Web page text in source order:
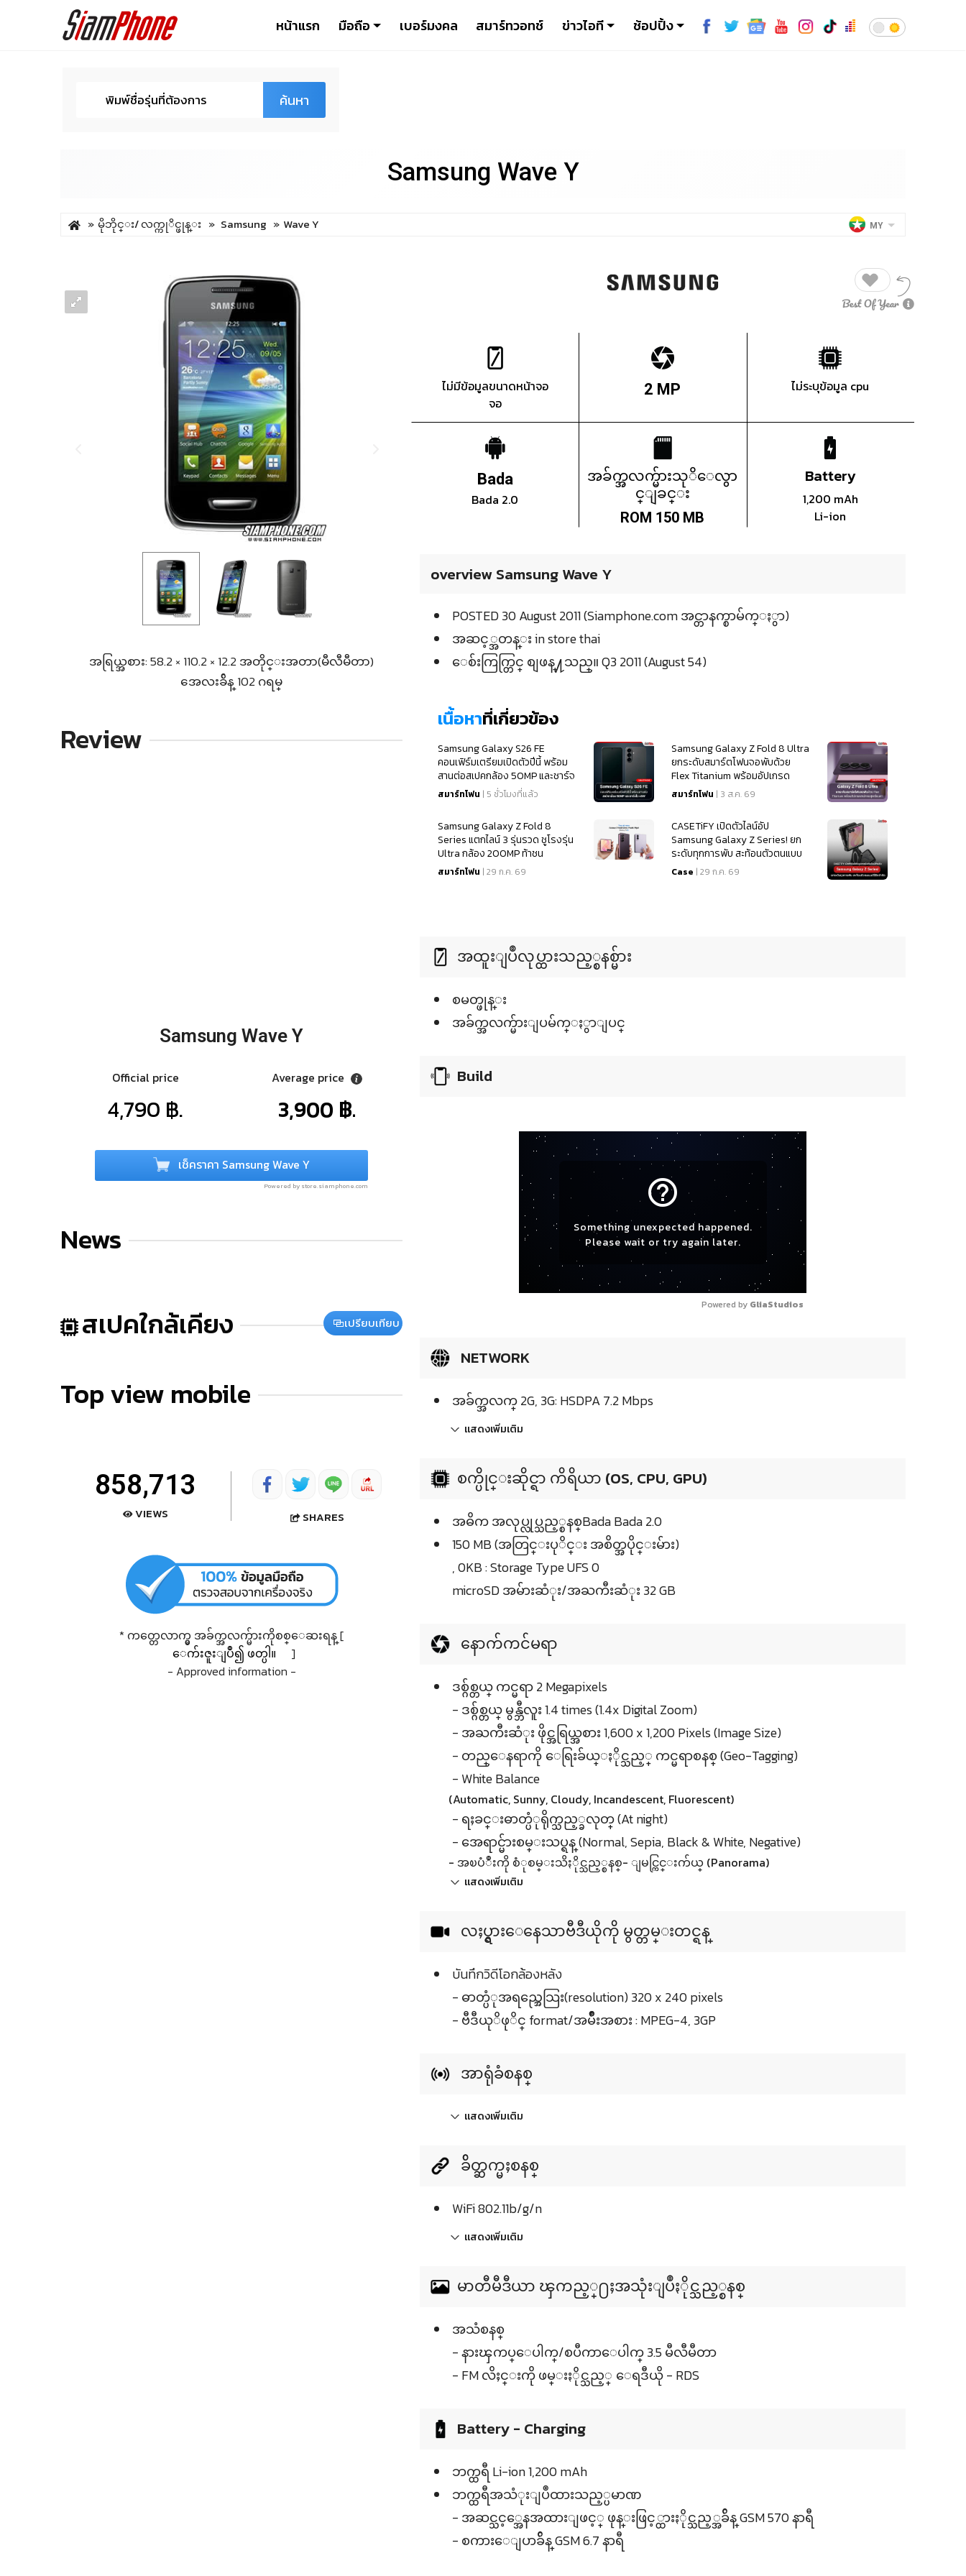
หน้าแรก มือถือ เบอร์มงคล สมาร์ทวอทช์ ข่าวไอที ช้อปปิ้ง
ค้นหา
Samsung Wave Y
မိုဘိုင္း/ လက္ကုိင္ဖုန္း Samsung Wave Y MY
အရြယ္အစား: 58.2 × 110.2 × 12.2 အတိုင္းအတာ(မီလီမီတာ)
အေလးခ်ိန္ 102 ဂရမ္
Review
Samsung Wave Y
Official price
4,790 ฿.
Average price
3,900 ฿.
เช็คราคา Samsung Wave Y
Powered by store.siamphone.com
News
สเปคใกล้เคียง เปรียบเทียบ
Top view mobile
858,713
VIEWS SHARES
* ကတ္တေလာက္မွ အခ်က္အလက္မ်ားကိုစစ္ေဆးရန္ [
ေက်းဇူးျပဳ၍ ဖတ္ပါ။
]
- Approved information -
ไม่มีข้อมูลขนาดหน้าจอ
จอ
2 MP ไม่ระบุข้อมูล cpu
Bada
Bada 2.0
အခ်က္အလက္မ်ားသုိေလွာ
င္ျခင္း
ROM 150 MB
Battery
1,200 mAh
Li-ion
overview Samsung Wave Y
POSTED 30 August 2011 (Siamphone.com အင္တာနက္စာမ်က္ႏွာ)
အဆင့္အတန္း in store thai
ေစ်းကြက္တြင္ စျဖန္႔သည္။ Q3 2011 (August 54)
เนื้อหาที่เกี่ยวข้อง
Samsung Galaxy S26 FE
คอนเฟิร์มเตรียมเปิดตัวปีนี้ พร้อม
สานต่อสเปคกล้อง 50MP และชาร์จ
ไว 45W
สมาร์ทโฟน | 5 ชั่วโมงที่แล้ว
Samsung Galaxy Z Fold 8 Ultra
ยกระดับสมาร์ตโฟนจอพับด้วย
Flex Titanium พร้อมอัปเกรด
สเปคจอสุดเนียนตา
สมาร์ทโฟน | 3 ส.ค. 69
Samsung Galaxy Z Fold 8
Series แตกไลน์ 3 รุ่นรวด ชูโรงรุ่น
Ultra กล้อง 200MP ท้าชน
iPhone 18
สมาร์ทโฟน | 29 ก.ค. 69
CASETiFY เปิดตัวไลน์อัป
Samsung Galaxy Z Series! ยก
ระดับทุกการพับ สะท้อนตัวตนแบบ
ไร้ขีดจำกัด
Case | 29 ก.ค. 69
အထူးျပဳလုပ္ထားသည့္စနစ္မ်ား
စမတ္ဖုန္း
အခ်က္အလက္မ်ားျပမ်က္ႏွာျပင္
Build
help_outline
Something unexpected happened.
Please wait or try again later.
Powered by GliaStudios
NETWORK
အခ်က္အလက္ 2G, 3G: HSDPA 7.2 Mbps
แสดงเพิ่มเติม
စက္ပိုင္းဆိုင္ရာ ကိရိယာ (OS, CPU, GPU)
အဓိက အလုပ္လုပ္သည့္စနစ္Bada Bada 2.0
150 MB (အတြင္းပုိင္း အစိတ္အပိုင္းမ်ား)
, 0KB : Storage Type UFS 0
microSD အမ်ားဆံုး/အႀကီးဆံုး 32 GB
နောက်ကင်မရာ
ဒစ္ဂ်စ္တယ္ ကင္မရာ 2 Megapixels
- ဒစ္ဂ်စ္တယ္ မွန္ဘီလူး 1.4 times (1.4x Digital Zoom)
- အႀကီးဆံုး ဖိုင္အရြယ္အစား 1,600 x 1,200 Pixels (Image Size)
- တည္ေနရာကို ေရြးခ်ယ္ႏိုင္သည့္ ကင္မရာစနစ္ (Geo-Tagging)
- White Balance
(Automatic, Sunny, Cloudy, Incandescent, Fluorescent)
- ရႈခင္းဓာတ္ပံုရိုက္သည့္ခလုတ္ (At night)
- အေရာင္မ်ားစမ္းသပ္ရန္ (Normal, Sepia, Black & White, Negative)
- အၿပံဳးကို စံုစမ္းသိႏိုင္သည့္စနစ္- ျမင္ကြင္းက်ယ္ (Panorama)
แสดงเพิ่มเติม
လႈပ္ရွားေနေသာဗီဒီယိုကို မွတ္တမ္းတင္ရန္
บันทึกวิดีโอกล้องหลัง
- ဓာတ္ပံုအရည္အေသြး(resolution) 320 x 240 pixels
- ဗီဒီယုိဖုိင္ format/အမ်ဳိးအစား : MPEG-4, 3GP
အာရုံခံစနစ္
แสดงเพิ่มเติม
ခ်ိတ္ဆက္မႈစနစ္
WiFi 802.11b/g/n
แสดงเพิ่มเติม
မာတီမီဒီယာ ၾကည့္႐ႈအသုံးျပဳႏိုင္သည့္စနစ္
အသံစနစ္
- နားၾကပ္ေပါက္/စပီကာေပါက္ 3.5 မီလီမီတာ
- FM လိႈင္းကို ဖမ္းႏိုင္သည့္ ေရဒီယို - RDS
Battery - Charging
ဘက္ထရီ Li-ion 1,200 mAh
ဘက္ထရီအသံုးျပဳထားသည့္ပမာဏ
- အဆင္သင့္အေနအထားျဖင့္ ဖုန္းဖြင့္ထားႏိုင္သည့္အခ်ိန္ GSM 570 နာရီ
- စကားေျပာခ်ိန္ GSM 6.7 နာရီ